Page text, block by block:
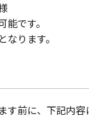
です。
なります。
す前に、下記内